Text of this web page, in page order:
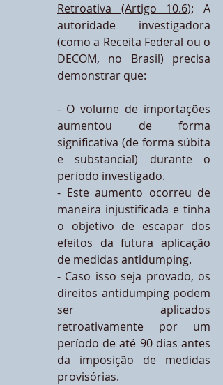
Retroativa (Artigo 10.6): A
autoridade investigadora
(como a Receita Federal ou o
DECOM, no Brasil) precisa
demonstrar que:
- O volume de importações
aumentou de forma
significativa (de forma súbita
e substancial) durante o
período investigado.
- Este aumento ocorreu de
maneira injustificada e tinha
o objetivo de escapar dos
efeitos da futura aplicação
de medidas antidumping.
- Caso isso seja provado, os
direitos antidumping podem
ser aplicados
retroativamente por um
período de até 90 dias antes
da imposição de medidas
provisórias.